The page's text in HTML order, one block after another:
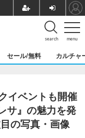
menu
search
セール/無料 カルチャ
イベントも開催
サ』の魅力を発
の写真・画像